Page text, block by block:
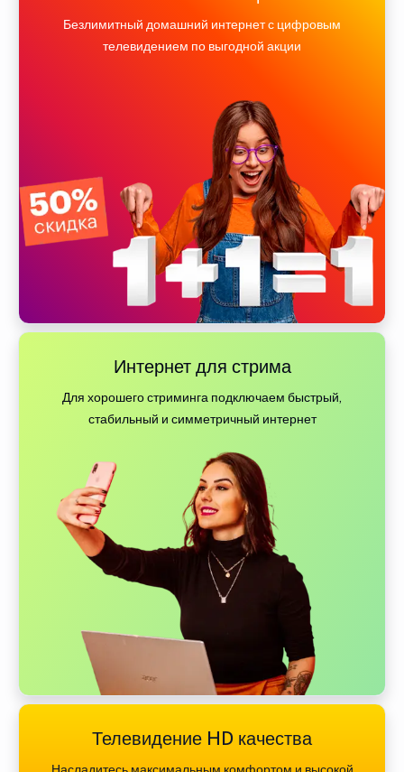
Безлимитный домашний интернет с цифровым
телевидением по выгодной акции
Интернет для стрима
Для хорошего стриминга подключаем быстрый,
стабильный и симметричный интернет
Телевидение HD качества